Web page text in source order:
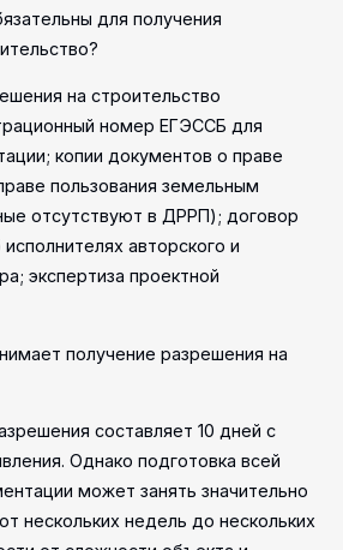
для получения
на строительство
номер ЕГЭССБ для
копии документов о праве
пользования земельным
отсутствуют в ДРРП); договор
авторского и
экспертиза проектной
получение разрешения на
составляет 10 дней с
Однако подготовка всей
может занять значительно
нескольких недель до нескольких